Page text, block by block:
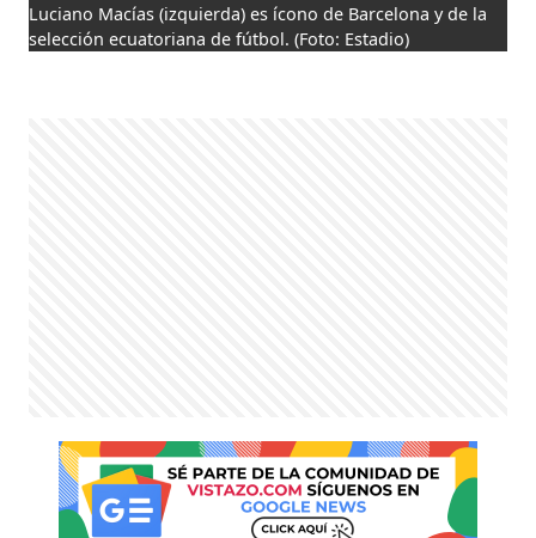
Luciano Macías (izquierda) es ícono de Barcelona y de la
selección ecuatoriana de fútbol. (Foto: Estadio)